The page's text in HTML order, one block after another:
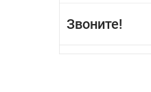
Звоните!